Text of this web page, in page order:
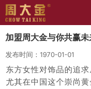
加盟周大金与你共赢未
发布时间：1970-01-01
东方女性对饰品的追
尤其在中国这个崇尚